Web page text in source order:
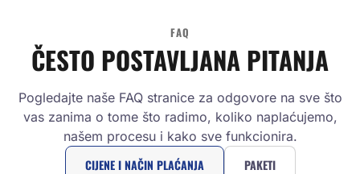
FAQ
ČESTO POSTAVLJANA PITANJA
Pogledajte naše FAQ stranice za odgovore na sve što
vas zanima o tome što radimo, koliko naplaćujemo,
našem procesu i kako sve funkcionira.
CIJENE I NAČIN PLAĆANJA PAKETI